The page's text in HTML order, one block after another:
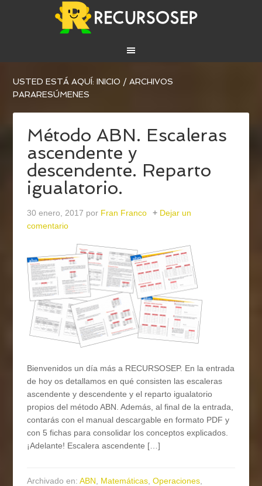
USTED ESTÁ AQUÍ:INICIO / ARCHIVOS
PARARESÚMENES
Método ABN. Escaleras
ascendente y
descendente. Reparto
igualatorio.
30 enero, 2017 por Fran Franco
Dejar un
comentario
Bienvenidos un día más a RECURSOSEP. En la entrada
de hoy os detallamos en qué consisten las escaleras
ascendente y descendente y el reparto igualatorio
propios del método ABN. Además, al final de la entrada,
contarás con el manual descargable en formato PDF y
con 5 fichas para consolidar los conceptos explicados.
¡Adelante! Escalera ascendente […]
Archivado en:ABN Matemáticas ,Operaciones